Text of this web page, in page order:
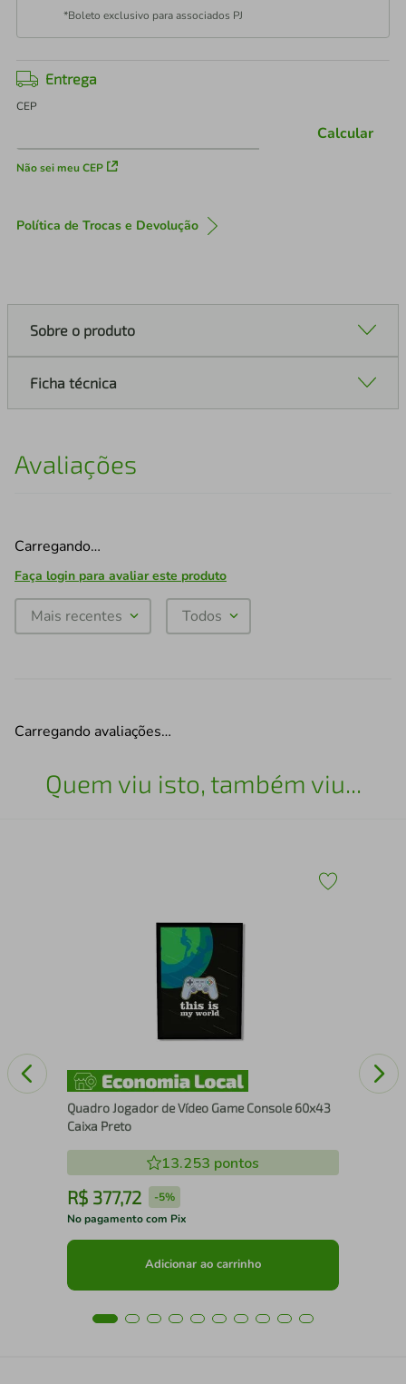
*Boleto exclusivo para associados PJ
Entrega
CEP
Não sei meu CEP
Calcular
Política de Trocas e Devolução
Sobre o produto
Ficha técnica
Avaliações
Carregando…
Faça login para avaliar este produto
Mais recentes Todos
Carregando avaliações…
Quem viu isto, também viu...
Quadro Jogador de Vídeo Game Console 60x43
Caixa Preto
13.253 pontos
R$ 377,72 -5%
No pagamento com Pix
Adicionar ao carrinho